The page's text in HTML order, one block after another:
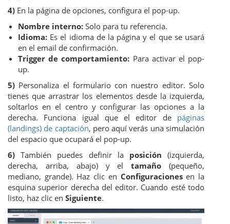
4) En la página de opciones, configura el pop-up.
Nombre interno: Solo para tu referencia.
Idioma: Es el idioma de la página y el que se usará
en el email de confirmación.
Trigger de comportamiento: Para activar el pop-
up.
5) Personaliza el formulario con nuestro editor. Solo
tienes que arrastrar los elementos desde la izquierda,
soltarlos en el centro y configurar las opciones a la
derecha. Funciona igual que el editor de páginas
(landings) de captación, pero aquí verás una simulación
del espacio que ocupará el pop-up.
6) También puedes definir la posición (izquierda,
derecha, arriba, abajo) y eltamaño (pequeño,
mediano, grande). Haz clic en Configuracionesen la
esquina superior derecha del editor. Cuando esté todo
listo, haz clic en Siguiente.